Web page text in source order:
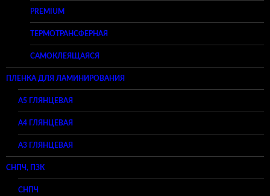
PREMIUM
ТЕРМОТРАНСФЕРНАЯ
САМОКЛЕЯЩАЯСЯ
ПЛЕНКА ДЛЯ ЛАМИНИРОВАНИЯ
A5 ГЛЯНЦЕВАЯ
А4 ГЛЯНЦЕВАЯ
A3 ГЛЯНЦЕВАЯ
СНПЧ, ПЗК
СНПЧ